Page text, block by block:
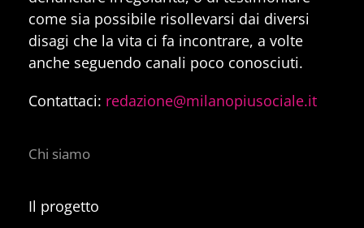
come sia possibile risollevarsi dai diversi
disagi che la vita ci fa incontrare, a volte
anche seguendo canali poco conosciuti.
Contattaci: redazione@milanopiusociale.it
Chi siamo
Il progetto